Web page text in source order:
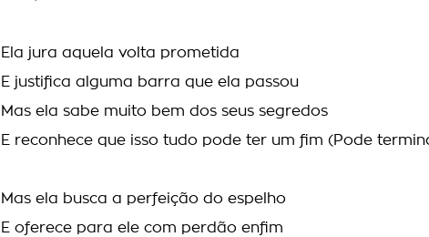
Ela jura aquela volta prometida
E justifica alguma barra que ela passou
Mas ela sabe muito bem dos seus segredos
E reconhece que isso tudo pode ter um fim (Pode
Mas ela busca a perfeição do espelho
E oferece para ele com perdão enfim